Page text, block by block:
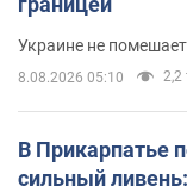
Украине не
8.08.2026 05:10 2,2
В Прикарпатье
сильный